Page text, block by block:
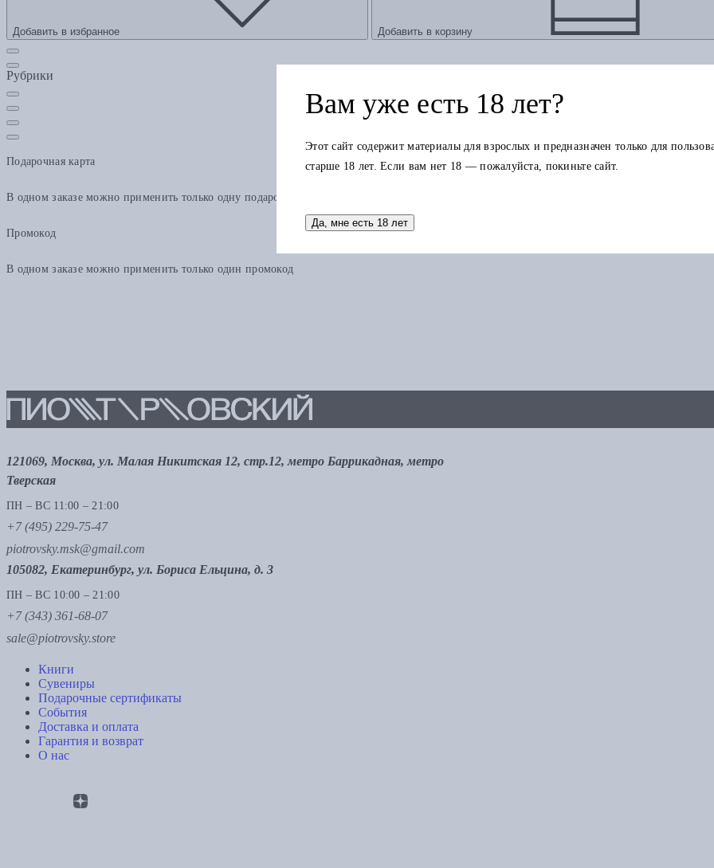
Добавить в избранное Добавить в корзину
Рубрики
Подарочная карта
В одном заказе можно применить только одну подарочную карту. Остаток по карте можно использовать в других заказах.
Промокод
В одном заказе можно применить только один промокод
121069, Москва, ул. Малая Никитская 12, стр.12, метро Баррикадная, метро
Тверская
ПН – ВС 11:00 – 21:00
+7 (495) 229-75-47
piotrovsky.msk@gmail.com
105082, Екатеринбург, ул. Бориса Ельцина, д. 3
ПН – ВС 10:00 – 21:00
+7 (343) 361-68-07
sale@piotrovsky.store
Книги
Сувениры
Подарочные сертификаты
События
Доставка и оплата
Гарантия и возврат
О нас
Вам уже есть 18 лет?
Этот сайт содержит материалы для взрослых и предназначен только для
старше 18 лет. Если вам нет 18 — пожалуйста, покиньте сайт.
Да, мне есть 18 лет